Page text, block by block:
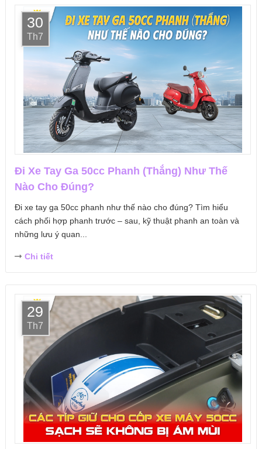
30
Th7
Đi Xe Tay Ga 50cc Phanh (Thắng) Như Thế
Nào Cho Đúng?
Đi xe tay ga 50cc phanh như thế nào cho đúng? Tìm hiểu
cách phối hợp phanh trước – sau, kỹ thuật phanh an toàn và
những lưu ý quan...
Chi tiết
29
Th7